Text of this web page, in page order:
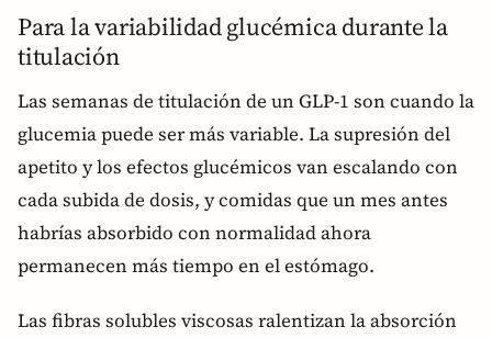
Para la variabilidad glucémica durante la
titulación
Las semanas de titulación de un GLP-1 son cuando la
glucemia puede ser más variable. La supresión del
apetito y los efectos glucémicos van escalando con
cada subida de dosis, y comidas que un mes antes
habrías absorbido con normalidad ahora
permanecen más tiempo en el estómago.
Las fibras solubles viscosas ralentizan la absorción